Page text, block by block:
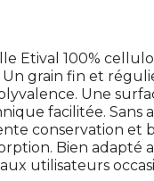
Etival 100%
grain fin et
Une
facilitée. Sans
conservation et
Bien adapté
utilisateurs